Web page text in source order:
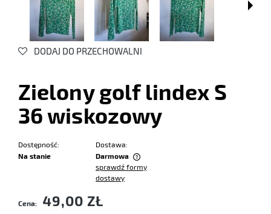
DODAJ DO PRZECHOWALNI
Zielony golf lindex S
36 wiskozowy
Dostępność:
Na stanie
Dostawa:
Darmowa
Cena nie zawiera ewentualnych kosztów płatności
sprawdź formy
dostawy
Cena: 49,00 ZŁ